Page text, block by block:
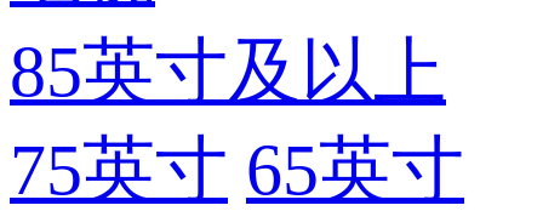
85英寸及以上
75英寸 65英寸